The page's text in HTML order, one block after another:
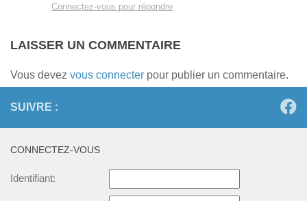
Connectez-vous pour répondre
LAISSER UN COMMENTAIRE
Vous devez vous connecter pour publier un commentaire.
SUIVRE :
CONNECTEZ-VOUS
Identifiant: